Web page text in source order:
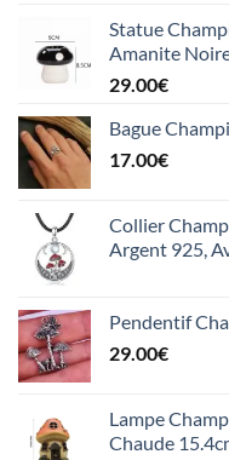
Statue
Amanite
29.00€
Bague
17.00€
Collier
Argent 925,
Pendentif
29.00€
Lampe
Chaude